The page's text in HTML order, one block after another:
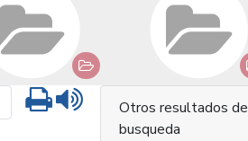
página siguiente
Imprimir
Otros resultados de
busqueda